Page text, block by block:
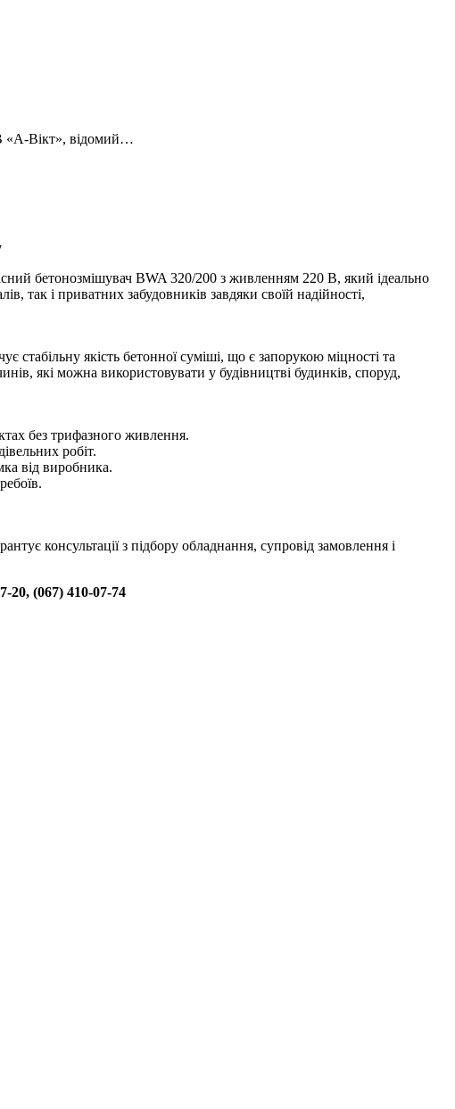
«А-Вікт», відомий…
бетонозмішувач BWA 320/200 з живленням 220 В, який ідеально
так і приватних забудовників завдяки своїй надійності,
стабільну якість бетонної суміші, що є запорукою міцності та
які можна використовувати у будівництві будинків, споруд,
без трифазного живлення.
робіт.
від виробника.
консультації з підбору обладнання, супровід замовлення і
20, (067) 410-07-74